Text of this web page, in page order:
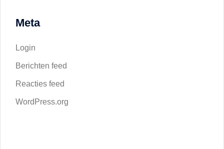
Meta
Login
Berichten feed
Reacties feed
WordPress.org